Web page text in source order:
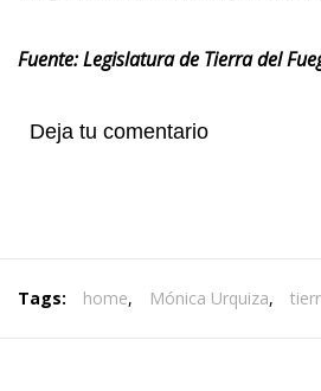
Fuente: Legislatura de Tierra del
Deja tu comentario
Tags: home, Mónica Urquiza,